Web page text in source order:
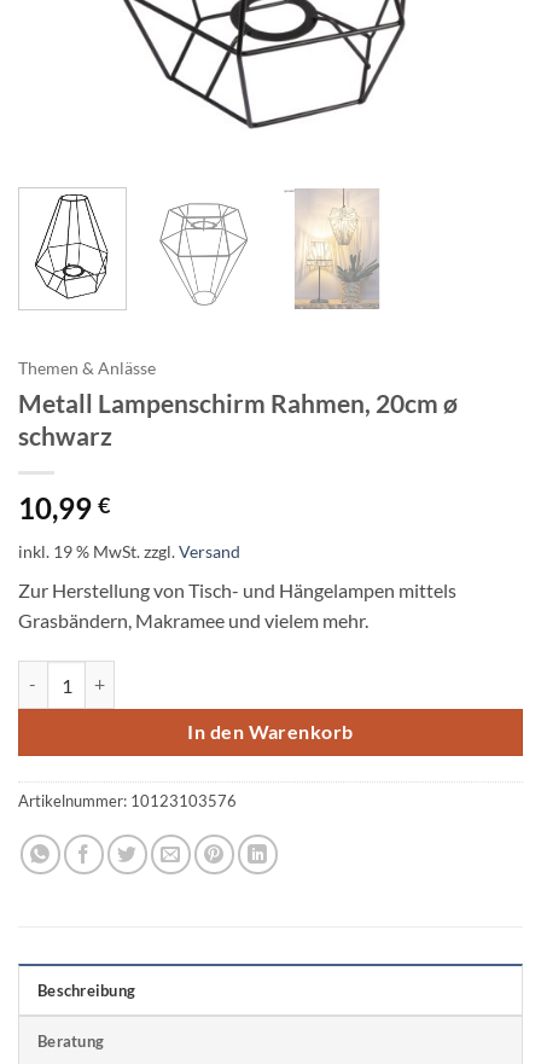
Themen & Anlässe
Metall Lampenschirm Rahmen, 20cm ø
schwarz
10,99 €
inkl. 19 % MwSt.zzgl.Versand
Zur Herstellung von Tisch- und Hängelampen mittels
Grasbändern, Makramee und vielem mehr.
In den Warenkorb
Artikelnummer: 10123103576
Beschreibung
Beratung